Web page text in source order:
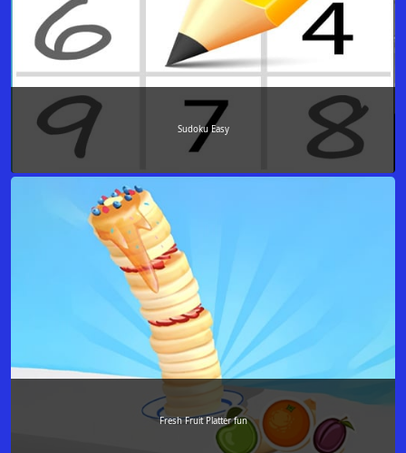
Sudoku Easy
Fresh Fruit Platter fun